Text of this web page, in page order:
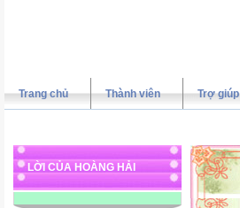
Trang chủ Thành viên Trợ giúp
LỜI CỦA HOÀNG HẢI